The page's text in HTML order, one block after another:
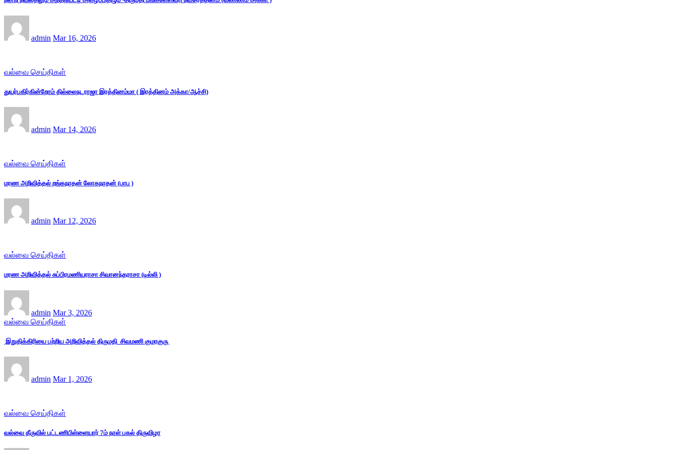
admin Mar 16, 2026
வல்வை செய்திகள்
துயர்பகிர்கின்றோம் தில்லைநடராஜா இரத்தினம்மா ( இரத்தினம் அக்கா/ஆச்சி)
admin Mar 14, 2026
வல்வை செய்திகள்
மரண அறிவித்தல் றங்கநாதன் லோகநாதன் (பாபு )
admin Mar 12, 2026
வல்வை செய்திகள்
மரண அறிவித்தல் சுப்பிரமணியராசா சிவானந்தராசா (டில்லி )
admin Mar 3, 2026
வல்வை செய்திகள்
இறுதிக்கிரியை பற்றிய அறிவித்தல் திருமதி சிவமணி குமரகுரு
admin Mar 1, 2026
வல்வை செய்திகள்
வல்வை தீருவில் புட்டணிபிள்ளையார் 7ம் நாள் பகல் திருவிழா